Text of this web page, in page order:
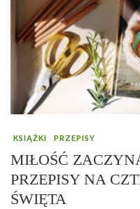
KSIĄŻKI PRZEPISY
MIŁOŚĆ
PRZEPISY NA
ŚWIĘTA